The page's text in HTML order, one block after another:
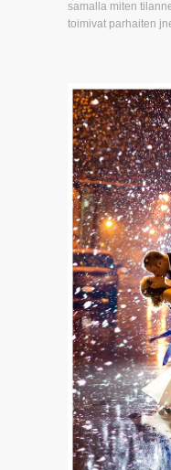
samalla miten
toimivat parhaiten